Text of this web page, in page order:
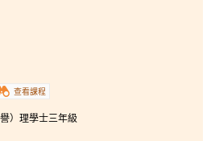
查看課程
）理學士三年級